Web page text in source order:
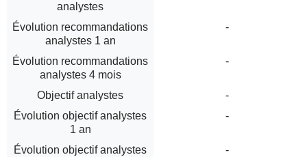
analystes
Évolution recommandations
analystes 1 an
-
Évolution recommandations
analystes 4 mois
-
Objectif analystes
-
Évolution objectif analystes
1 an
-
Évolution objectif analystes
-